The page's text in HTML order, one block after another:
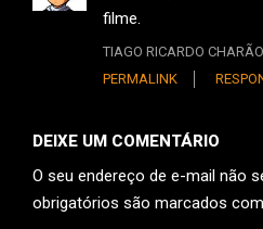
filme.
TIAGO RICARDO CHARÃO
PERMALINK
DEIXE UM COMENTÁRIO
O seu endereço de e-mail não
obrigatórios são marcados com